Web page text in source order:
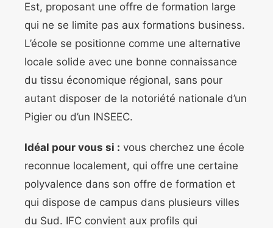
Est, proposant une offre de formation large
qui ne se limite pas aux formations business.
L’école se positionne comme une alternative
locale solide avec une bonne connaissance
du tissu économique régional, sans pour
autant disposer de la notoriété nationale d’un
Pigier ou d’un INSEEC.
Idéal pour vous si : vous cherchez une école
reconnue localement, qui offre une certaine
polyvalence dans son offre de formation et
qui dispose de campus dans plusieurs villes
du Sud. IFC convient aux profils qui